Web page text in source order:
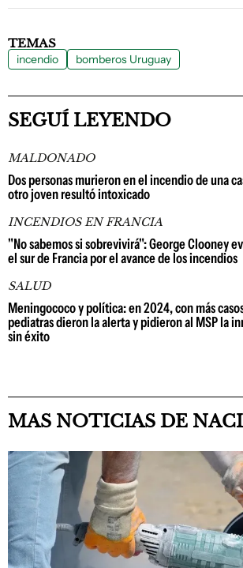
TEMAS
incendio bomberos Uruguay
SEGUÍ LEYENDO
MALDONADO
Dos personas murieron en el incendio de una
otro joven resultó intoxicado
INCENDIOS EN FRANCIA
"No sabemos si sobrevivirá": George Clooney
el sur de Francia por el avance de los incendios
SALUD
Meningococo y política: en 2024, con más
pediatras dieron la alerta y pidieron al MSP la
sin éxito
MAS NOTICIAS DE